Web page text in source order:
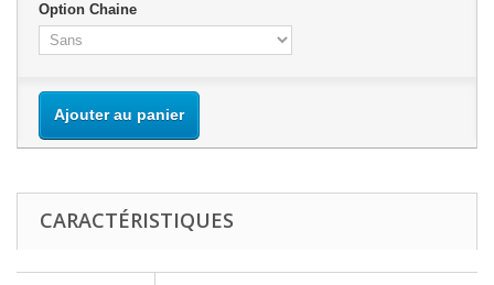
Option Chaine
Ajouter au panier
CARACTÉRISTIQUES